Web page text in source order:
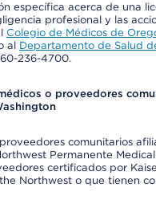
específica acerca de una
profesional y las
Colegio de Médicos de
al Departamento de Salud
236-4700.
o proveedores
comunitarios
Permanente
certificados por
Northwest o que tienen